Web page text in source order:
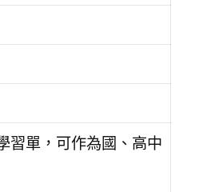
習單，可作為國、高中